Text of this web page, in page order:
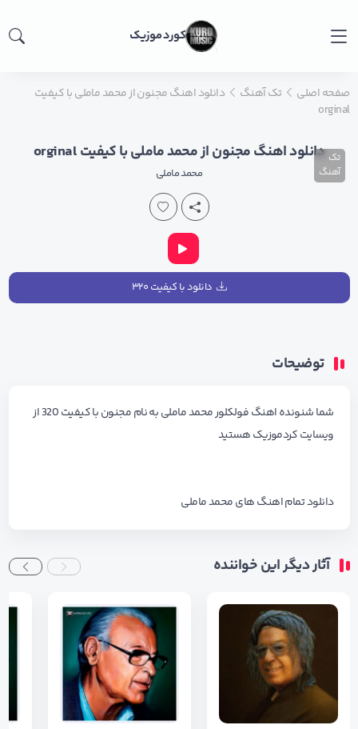
کورد موزیک
صفحه اصلی تک آهنگ
دانلود اهنگ مجنون از محمد ماملی با کیفیت
orginal
تک
آهنگ
دانلود اهنگ مجنون از محمد ماملی با کیفیت orginal
محمد ماملی
دانلود با کیفیت ۳۲۰
توضیحات
شما شنونده اهنگ فولکلور محمد ماملی به نام مجنون با کیفیت 320 از
ویسایت کردموزیک هستید
دانلود تمام اهنگ هایمحمد ماملی
آثار دیگر این خواننده